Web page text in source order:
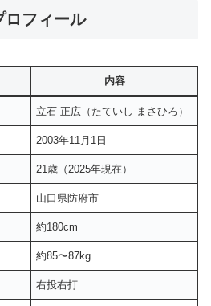
ロフィール
内容
立石 正広（たていし まさひろ）
2003年11月1日
21歳（2025年現在）
山口県防府市
約180cm
約85〜87kg
右投右打